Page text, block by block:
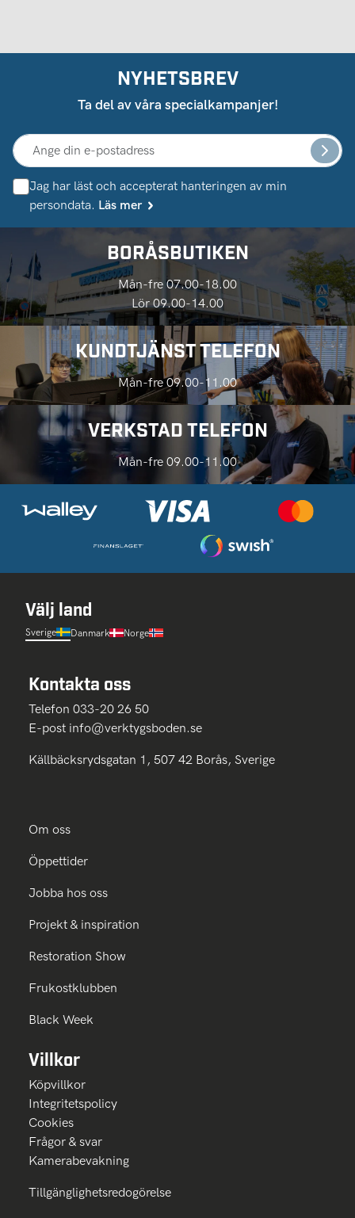
NYHETSBREV
Ta del av våra specialkampanjer!
Jag har läst och accepterat hanteringen av min
persondata. Läs mer
BORÅSBUTIKEN
Mån-fre 07.00-18.00
Lör 09.00-14.00
KUNDTJÄNST TELEFON
Mån-fre 09.00-11.00
VERKSTAD TELEFON
Mån-fre 09.00-11.00
Välj land
Sverige Danmark Norge
Kontakta oss
Telefon 033-20 26 50
E-post info@verktygsboden.se
Källbäcksrydsgatan 1, 507 42 Borås, Sverige
Om oss
Öppettider
Jobba hos oss
Projekt & inspiration
Restoration Show
Frukostklubben
Black Week
Villkor
Köpvillkor
Integritetspolicy
Cookies
Frågor & svar
Kamerabevakning
Tillgänglighetsredogörelse